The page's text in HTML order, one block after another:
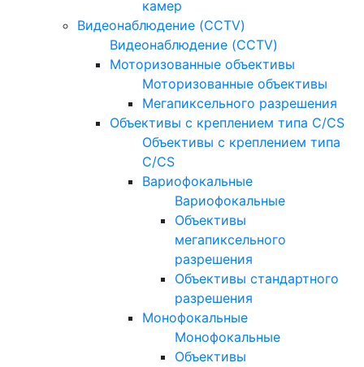
камер
Видеонаблюдение (CCTV)
Видеонаблюдение (CCTV)
Моторизованные объективы
Моторизованные объективы
Мегапиксельного разрешения
Объективы с креплением типа C/CS
Объективы с креплением типа
C/CS
Вариофокальные
Вариофокальные
Объективы
мегапиксельного
разрешения
Объективы стандартного
разрешения
Монофокальные
Монофокальные
Объективы